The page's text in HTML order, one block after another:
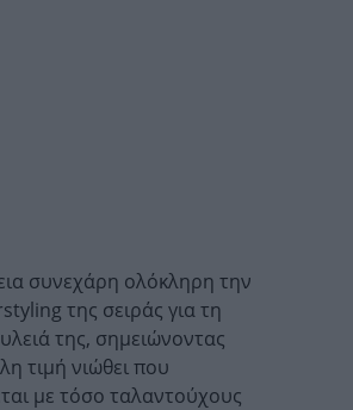
συνεχάρη ολόκληρη την
της σειράς για τη
της, σημειώνοντας
τιμή νιώθει που
με τόσο ταλαντούχους